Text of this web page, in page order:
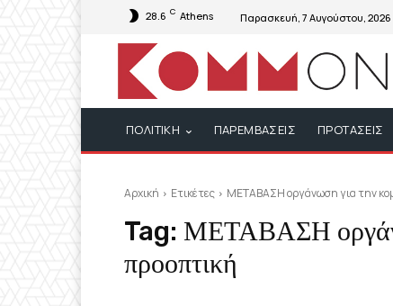
28.6 C Athens Παρασκευή, 7 Αυγούστου, 2026
ΠΟΛΙΤΙΚΗ ΠΑΡΕΜΒΑΣΕΙΣ ΠΡΟΤΑΣΕΙΣ
Αρχική Ετικέτες ΜΕΤΑΒΑΣΗ οργάνωση για την
Tag: ΜΕΤΑΒΑΣΗ
προοπτική